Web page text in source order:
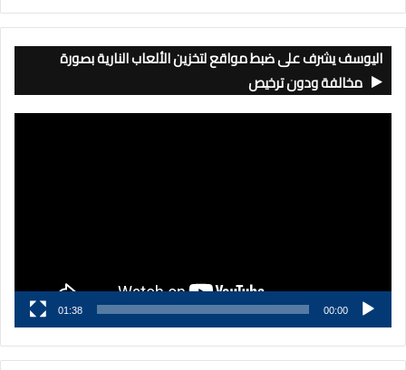
اليوسف يشرف على ضبط مواقع لتخزين الألعاب النارية بصورة
مخالفة ودون ترخيص
00:00
01:38